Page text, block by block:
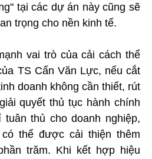
tại các dự án này cũng sẽ
trọng cho nền kinh tế.
vai trò của cải cách thể
TS Cấn Văn Lực, nếu cắt
doanh không cần thiết, rút
quyết thủ tục hành chính
thủ cho doanh nghiệp,
thể được cải thiện thêm
trăm. Khi kết hợp hiệu